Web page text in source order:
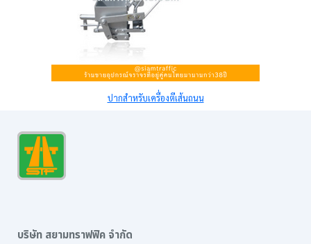
ปากสำหรับเครื่องตีเส้นถนน
บริษัท สยามทราฟฟิค จำกัด